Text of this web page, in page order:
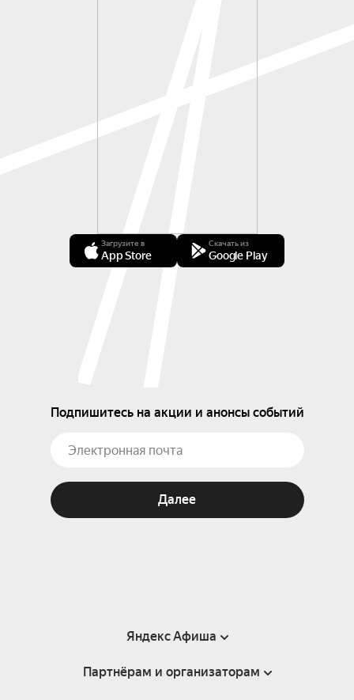
Загрузите в
App Store
Скачать из
Google Play
Подпишитесь на акции и анонсы событий
Далее
Яндекс Афиша
Справка
Партнёрам и организаторам